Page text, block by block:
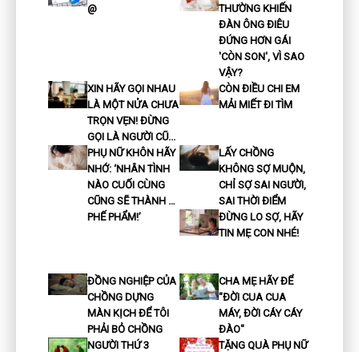
@
THƯỜNG KHIẾN
ĐÀN ÔNG ĐIÊU
ĐỨNG HƠN GÁI
'CÒN SON', VÌ SAO
VẬY?
XIN HÃY GỌI NHAU
LÀ MỘT NỬA CHƯA
TRỌN VẸN! ĐỪNG
GỌI LÀ NGƯỜI CŨ...
CÒN ĐIỀU CHI EM
MẢI MIẾT ĐI TÌM
PHỤ NỮ KHÔN HÃY
NHỚ: ‘NHÂN TÌNH
NÀO CUỐI CÙNG
CŨNG SẼ THÀNH …
PHẾ PHẨM!’
LẤY CHỒNG
KHÔNG SỢ MUỘN,
CHỈ SỢ SAI NGƯỜI,
SAI THỜI ĐIỂM
ĐỪNG LO SỢ, HÃY
TIN MẸ CON NHÉ!
ĐỒNG NGHIỆP CỦA
CHỒNG DỰNG
MÀN KỊCH ĐỂ TÔI
PHẢI BỎ CHỒNG
CHA MẸ HÃY ĐỂ
"ĐỜI CUA CUA
MÁY, ĐỜI CÁY CÁY
ĐÀO"
NGƯỜI THỨ 3
TẶNG QUÀ PHỤ NỮ